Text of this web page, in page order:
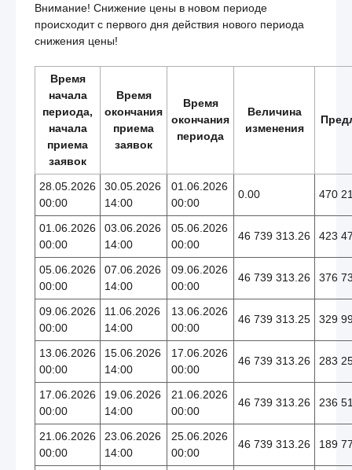
Внимание! Снижение цены в новом периоде
происходит с первого дня действия нового периода
снижения цены!
Время
начала
периода,
начала
приема
заявок
Время
окончания
приема
заявок
Время
окончания
периода
Величина
изменения
28.05.2026
00:00
30.05.2026
14:00
01.06.2026
00:00
0.00 470
01.06.2026
00:00
03.06.2026
14:00
05.06.2026
00:00
46 739 313.26 423
05.06.2026
00:00
07.06.2026
14:00
09.06.2026
00:00
46 739 313.26 376
09.06.2026
00:00
11.06.2026
14:00
13.06.2026
00:00
46 739 313.25 329
13.06.2026
00:00
15.06.2026
14:00
17.06.2026
00:00
46 739 313.26 283
17.06.2026
00:00
19.06.2026
14:00
21.06.2026
00:00
46 739 313.26 236
21.06.2026
00:00
23.06.2026
14:00
25.06.2026
00:00
46 739 313.26 189